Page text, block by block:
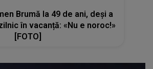
Brumă la 49 de ani, deși a
în vacanță: «Nu e noroc!»
[FOTO]